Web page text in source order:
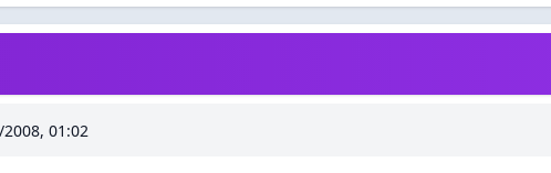
01:02